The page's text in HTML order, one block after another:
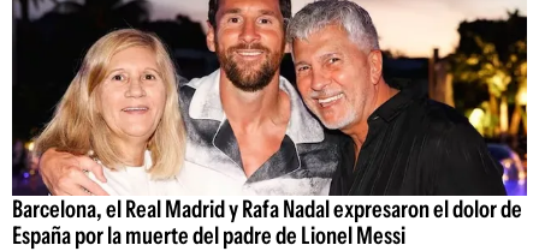
Barcelona, el Real Madrid y Rafa Nadal expresaron el dolor de
España por la muerte del padre de Lionel Messi